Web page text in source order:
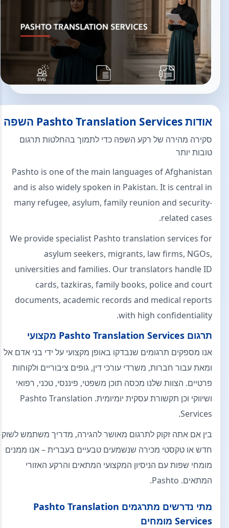
אודות Pashto Translation Services השפה
סקירה מהירה של רקע השפה כדי לתמוך בהחלטות תרגום
טובות יותר
Pashto is one of the main languages of Afghanistan
and is also widely spoken in Pakistan. It is central in
many refugee, asylum, family reunion and security-
related cases.
We provide specialist Pashto translation services for
asylum seekers, migrants, law firms, NGOs,
universities and families. Our translators handle ID
cards, tazkiras, family books, police and court
documents, academic records and medical reports
with high confidentiality.
תרגום Pashto Translation Services מקצועי
אנו מספקים תרגומים שנבדקו באופן מקצועי על ידי בני אדם אל
ומאת עבור חברות, משרדי עורכי דין, גופים ציבוריים ולקוחות
פרטיים. הצוות שלנו מכסה תוכן משפטי, פיננסי, טכני, רפואי
ושיווקי וכן תקשורת עסקית יומיומית. Pashto Translation
Services.
בין אם אתה זקוק לתרגום מאושר להגירה, מדריך משתמש לשוק
חדש או טקסטי מכירה שנשמעים טבעיים בעברית – אנו ממנים
מומחי שפות עם הניסיון המקצועי המתאים והרקע האזורי
המתאים. Pashto.
מתי נדרשים מתרגמים Pashto Translation
Services מומחים